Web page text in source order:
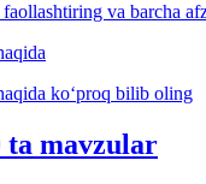
va barcha
koʻproq bilib oling
ta mavzular